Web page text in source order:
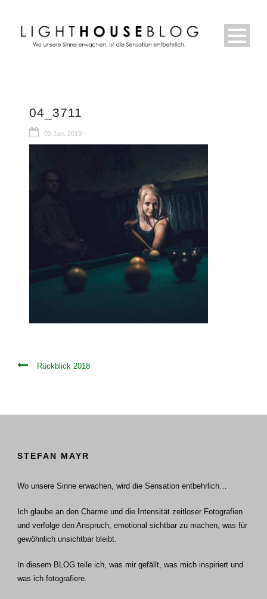
04_3711
02 Jan. 2019
Rückblick 2018
STEFAN MAYR
Wo unsere Sinne erwachen, wird die Sensation entbehrlich…
Ich glaube an den Charme und die Intensität zeitloser Fotografien
und verfolge den Anspruch, emotional sichtbar zu machen, was für
gewöhnlich unsichtbar bleibt.
In diesem BLOG teile ich, was mir gefällt, was mich inspiriert und
was ich fotografiere.